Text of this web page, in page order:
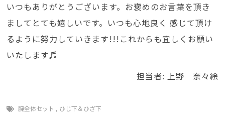
いつもありがとうございます。お褒めのお言葉を頂き
ましてとても嬉しいです。いつも心地良く 感じて頂け
るように努力していきます!!!これからも宜しくお願い
いたします♬
担当者: 上野 奈々絵
腕全体セット , ひじ下＆ひざ下